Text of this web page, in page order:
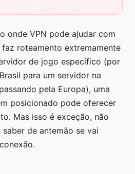
onde VPN pode ajudar com
faz roteamento extremamente
de jogo específico (por
para um servidor na
pela Europa), uma
posicionado pode oferecer
Mas isso é exceção, não
de antemão se vai